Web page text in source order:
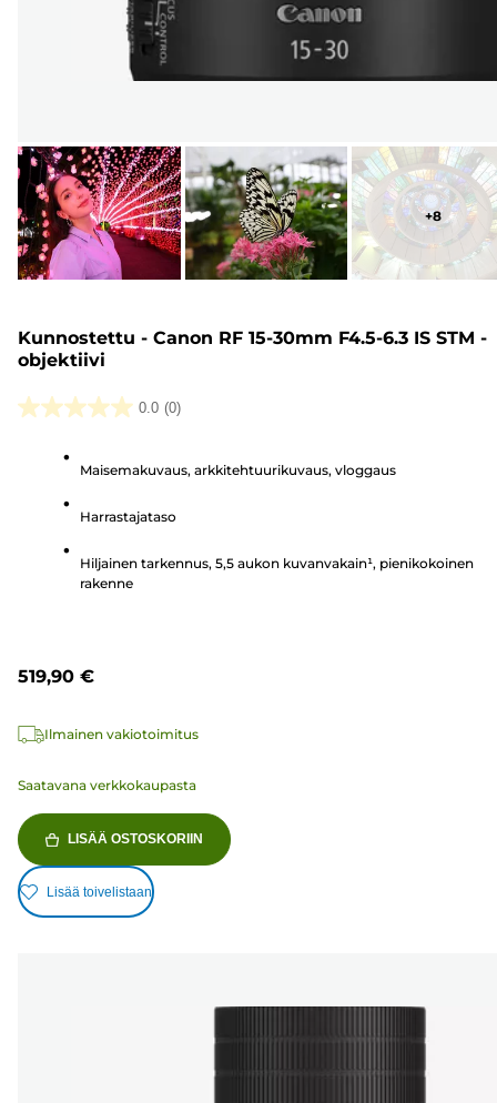
+8
Kunnostettu - Canon RF 15-30mm F4.5-6.3 IS STM -
objektiivi
0.0 (0)
0.0/5
Maisemakuvaus, arkkitehtuurikuvaus, vloggaus
Harrastajataso
Hiljainen tarkennus, 5,5 aukon kuvanvakain¹, pienikokoinen
rakenne
519,90 €
Ilmainen vakiotoimitus
Saatavana verkkokaupasta
LISÄÄ OSTOSKORIIN
Lisää toivelistaan